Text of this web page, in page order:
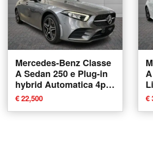
Mercedes-Benz Classe
A Sedan 250 e Plug-in
hybrid Automatica 4p.
Premium del 2020
usata a Verona
€ 22,500 €